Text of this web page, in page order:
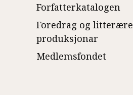
Forfatterkatalogen
Foredrag og litterære
produksjonar
Medlemsfondet